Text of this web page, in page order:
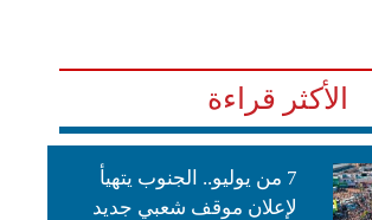
الأكثر قراءة
7 من يوليو.. الجنوب يتهيأ
لإعلان موقف شعبي جديد